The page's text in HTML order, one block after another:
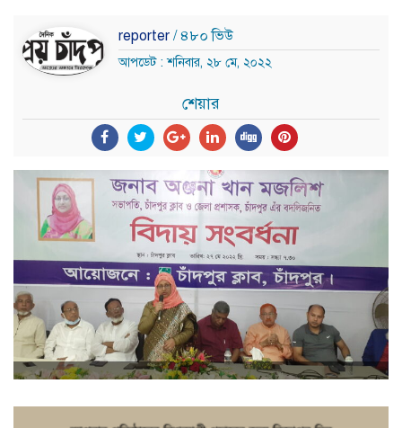
reporter / ৪৮০ ভিউ
আপডেট : শনিবার, ২৮ মে, ২০২২
শেয়ার